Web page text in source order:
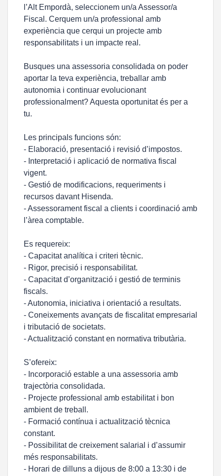
l’Alt Empordà, seleccionem un/a Assessor/a
Fiscal. Cerquem un/a professional amb
experiència que cerqui un projecte amb
responsabilitats i un impacte real.
Busques una assessoria consolidada on poder
aportar la teva experiència, treballar amb
autonomia i continuar evolucionant
professionalment? Aquesta oportunitat és per a
tu.
Les principals funcions són:
- Elaboració, presentació i revisió d’impostos.
- Interpretació i aplicació de normativa fiscal
vigent.
- Gestió de modificacions, requeriments i
recursos davant Hisenda.
- Assessorament fiscal a clients i coordinació amb
l’àrea comptable.
Es requereix:
- Capacitat analítica i criteri tècnic.
- Rigor, precisió i responsabilitat.
- Capacitat d’organització i gestió de terminis
fiscals.
- Autonomia, iniciativa i orientació a resultats.
- Coneixements avançats de fiscalitat empresarial
i tributació de societats.
- Actualització constant en normativa tributària.
S’ofereix:
- Incorporació estable a una assessoria amb
trajectòria consolidada.
- Projecte professional amb estabilitat i bon
ambient de treball.
- Formació contínua i actualització tècnica
constant.
- Possibilitat de creixement salarial i d’assumir
més responsabilitats.
- Horari de dilluns a dijous de 8:00 a 13:30 i de